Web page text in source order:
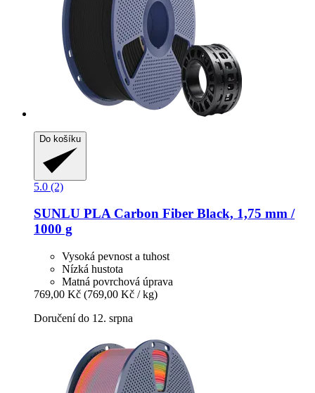
Do košíku
5.0 (2)
SUNLU PLA Carbon Fiber Black, 1,75 mm /
1000 g
Vysoká pevnost a tuhost
Nízká hustota
Matná povrchová úprava
769,00 Kč (769,00 Kč / kg)
Doručení do 12. srpna